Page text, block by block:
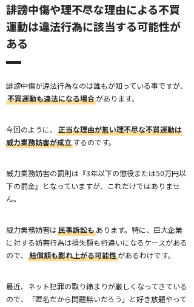
誹謗中傷や理不尽な理由による不買
運動は違法行為に該当する可能性が
ある
誹謗中傷が違法行為なのは誰もが知っている事ですが、
不買運動も違法になる場合があります。
今回のように、
正当な理由が無い理不尽な不買運動は
威力業務妨害が成立するのです。
威力業務妨害の罰則は『3年以下の懲役または50万円以
下の罰金』となっていますが、これだけではありませ
ん。
威力業務妨害は民事訴訟もあります。特に、巨大企業
に対する妨害行為は損失額も桁違いになるケースがある
ので、
賠償額も膨れ上がる可能性があるわけです。
最近、ネット犯罪の取り締まりが厳しくなってきている
ので、「匿名だから問題無いだろう」と好き放題やって